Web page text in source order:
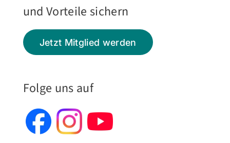
und Vorteile sichern
Jetzt Mitglied werden
Folge uns auf